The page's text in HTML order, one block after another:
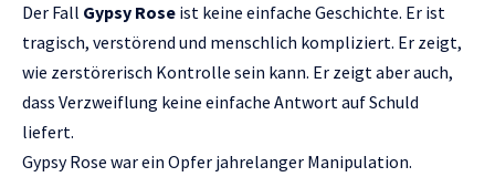
Der Fall Gypsy Rose ist keine einfache Geschichte. Er ist
tragisch, verstörend und menschlich kompliziert. Er zeigt,
wie zerstörerisch Kontrolle sein kann. Er zeigt aber auch,
dass Verzweiflung keine einfache Antwort auf Schuld
liefert.
Gypsy Rose war ein Opfer jahrelanger Manipulation.